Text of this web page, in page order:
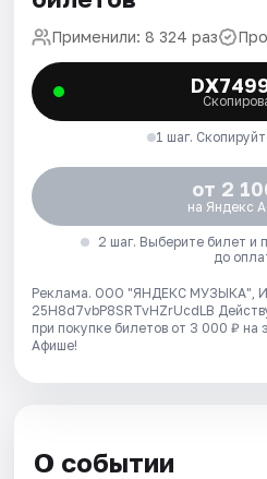
Применили: 8 324 раз
1 шаг.
от 2
на Яндекс
2 шаг. Выберите билет и
до
Реклама. ООО "ЯНДЕКС МУЗЫКА",
25H8d7vbP8SRTvHZrUcdLB
при покупке билетов от 3 000 ₽ на
Афише!
О событии